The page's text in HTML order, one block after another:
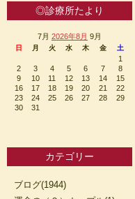
◎診療所たより
7月 2026年8月 9月
日 月 火 水 木 金 土
1
2
3 4 5 6 7
8
9
10 11 12 13 14
15
16
17 18 19 20 21
22
23
24 25 26 27 28
29
30
31
カテゴリー
ブログ(1944)